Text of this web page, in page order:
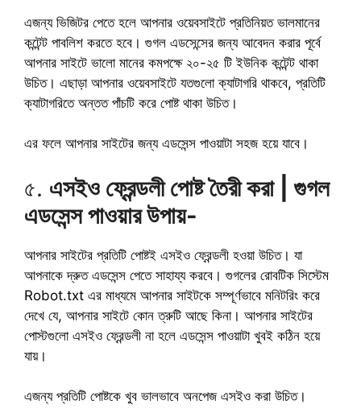
এজন্য ভিজিটর পেতে হলে আপনার ওয়েবসাইটে প্রতিনিয়ত ভালমানের
কন্টেন্ট পাবলিশ করতে হবে। গুগল এডসেন্সের জন্য আবেদন করার পূর্বে
আপনার সাইটে ভালো মানের কমপক্ষে ২০-২৫ টি ইউনিক কন্টেন্ট থাকা
উচিত। এছাড়া আপনার ওয়েবসাইটে যতগুলো ক্যাটাগরি থাকবে, প্রতিটি
ক্যাটাগরিতে অন্তত পাঁচটি করে পোষ্ট থাকা উচিত।
এর ফলে আপনার সাইটের জন্য এডসেন্স পাওয়াটা সহজ হয়ে যাবে।
৫. এসইও ফ্রেন্ডলী পোষ্ট তৈরী করা | গুগল
এডসেন্স পাওয়ার উপায়-
আপনার সাইটের প্রতিটি পোষ্টই এসইও ফ্রেন্ডলী হওয়া উচিত। যা
আপনাকে দ্রুত এডসেন্স পেতে সাহায্য করবে। গুগলের রোবটিক সিস্টেম
Robot.txt এর মাধ্যমে আপনার সাইটকে সম্পূর্ণভাবে মনিটরিং করে
দেখে যে, আপনার সাইটে কোন ত্রুটি আছে কিনা। আপনার সাইটের
পোস্টগুলো এসইও ফ্রেন্ডলী না হলে এডসেন্স পাওয়াটা খুবই কঠিন হয়ে
যায়।
এজন্য প্রতিটি পোষ্টকে খুব ভালভাবে অনপেজ এসইও করা উচিত।